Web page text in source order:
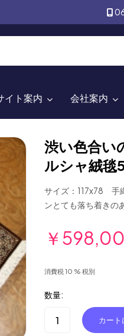
イト案内 会社案内
渋い色合い
ルシャ絨毯
サイズ：117x78 手
ンとても落ち着きの
￥
消費税 10 % 税別
数量: